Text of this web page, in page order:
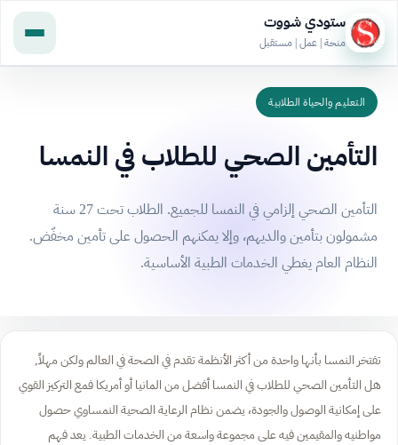
ستودي شووت
منحة | عمل | مستقبل
التعليم والحياة الطلابية
التأمين الصحي للطلاب في النمسا
التأمين الصحي إلزامي في النمسا للجميع. الطلاب تحت 27 سنة
مشمولون بتأمين والديهم، وإلا يمكنهم الحصول على تأمين مخفّض.
النظام العام يغطي الخدمات الطبية الأساسية.
تفتخر النمسا بأنها واحدة من أكثر الأنظمة تقدم في الصحة في العالم ولكن مهلاً,
هل التأمين الصحي للطلاب في النمسا أفضل من المانيا أو أمريكا فمع التركيز القوي
على إمكانية الوصول والجودة، يضمن نظام الرعاية الصحية النمساوي حصول
مواطنيه والمقيمين فيه على مجموعة واسعة من الخدمات الطبية. يعد فهم